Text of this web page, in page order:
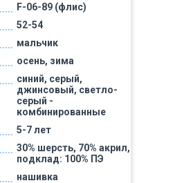
F-06-89 (флис)
52-54
мальчик
осень, зима
синий, серый,
джинсовый, светло-
серый -
комбинированные
5-7 лет
30% шерсть, 70% акрил,
подклад: 100% ПЭ
нашивка